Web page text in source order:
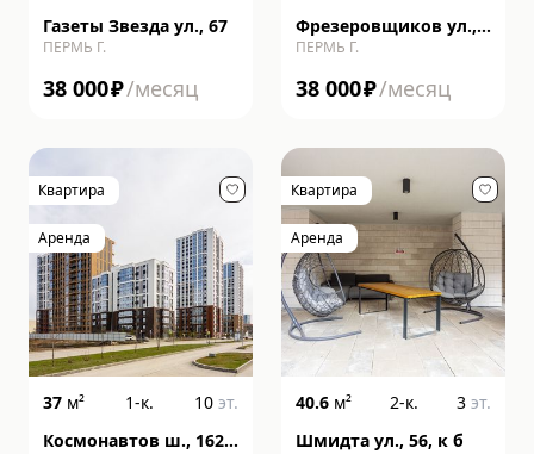
Газеты Звезда ул., 67
ПЕРМЬ Г.
38 000₽/месяц
Фрезеровщиков ул.,
86
ПЕРМЬ Г.
38 000₽/месяц
Квартира
Аренда
37 м² 1-к. 10 эт.
Космонавтов ш., 162,
Квартира
Аренда
40.6 м² 2-к. 3 эт.
Шмидта ул., 56, к б